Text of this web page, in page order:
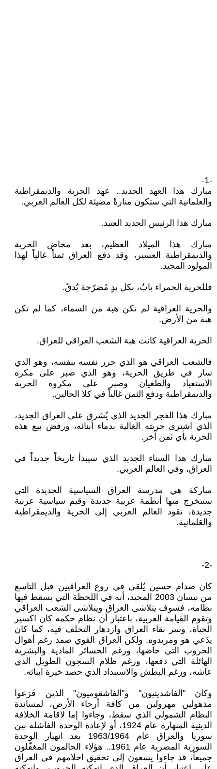
-1-
مبارك هذا العهد الجديد.. عهد الحرية والديمقراطية
والعلمانية التي ستكون منارةً مضيئة لكل العالم العربي.
مبارك هذا الرئيس الجديد العتيد.
مبارك هذا الميلاد العظيم، بعد مخاض الحرية
والديمقراطية العسير، وقد دفع العراق ثمناً غالياً لهذا
المولود المجيد.
فللحرية الحمراء بابٌ، بكل يدٍ مُضرّجة يُدقُ.
والحرية العراقية لم تكن هبة من السماء، كما لم تكن
هبة من الأرض.
الحرية العراقية كانت هبة الشعب العراقي للعراق.
فالشعب العراقي هو الذي حرر نفسه بنفسه، وهو الذي
سار في طريق الحرية، وهو الذي صبر على مكره
الاستعباد والطغيان وصبر على مكروه الحرية
والديمقراطية ودفع الثمن غالياً في كلا الحالين.
مبارك هذا الفجر الجديد الذي يُشرق على العراق الجديد،
الذي اشترى حريته الغالية بدماء أبنائه، ورفض بيع هذه
الحرية بأي ثمن آخر.
مبارك هذا السناء الجديد الذي سيبدأ تاريخاً جديداً في
العراق، وفي العالم العربي.
مباركة هي مدرسة العراق السياسية الجديدة التي
ستتخرج منها أنظمة عربية جديدة وقيم سياسية عربية
جديدة، تقود العالم العربي إلى الحرية والديمقراطية
والعَلمانية.
-2-
كان صدام حسين يُلقي في روع العراقيين قبل التاسع
من نيسان 2003 المجيد، أنه في اللحظة التي يسقط فيها
نظامه، فسوف يتلاشى العراق ويتلاشى الشعب العراقي
وتقوم القيامة العربية، باعتبار أن نظام حكمه كان اكسير
الحياة، وسر بقاء العراق وازدهار التخلف فيه، كما كان
يدّعي هو ومريدوه. ولكن العراق القوي صمد رغم أهوال
الحروب التي خاضها، ورغم الخسائر المادية والبشرية
الهائلة التي دفعها، ورغم ظلام السجون الطويل الذي
عاشه، ورغم البطش والاستبداد الذي حصد خيرة ابنائه.
وكان "الفاشدينيون" و"الفاشقوميون" الذين فَزعوا
مذهولين مهرولين من كافة أرجاء الأرض، لمساندة
النظام الشمولي الذي سقط، وجاءوا إما لاقامة الخلافة
الدينية المنهارة عام 1924، أو لإعادة الوحدة الفاشلة بين
سوريا والعراق عام 1963/1964 بعد انهيار الوحدة
السورية المصرية عام 1961.. هؤلاء الحالمون المغفّلون
جميعاً، قد جاءوا يسعون إلى تحقيق احلامهم في العراق